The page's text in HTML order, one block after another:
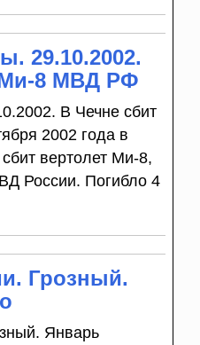
29.10.2002.
Ми-8 МВД РФ
В Чечне сбит
2002 года в
вертолет Ми-8,
России. Погибло 4
Грозный.
Январь